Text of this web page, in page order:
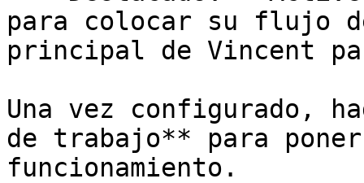
para colocar su flujo
principal de Vincent
Una vez configurado,
de trabajo** para
funcionamiento.